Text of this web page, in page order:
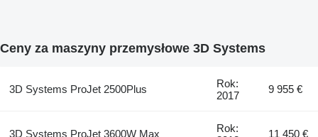
Ceny za maszyny przemysłowe 3D Systems
3D Systems ProJet 2500Plus
Rok:
2017
9 955 €
3D Systems ProJet 3600W Max
Rok:
11 450 €